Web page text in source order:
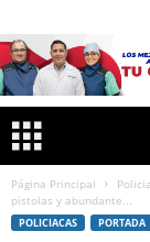
Página Principal
pistolas y abundante...
POLICIACAS PORTADA